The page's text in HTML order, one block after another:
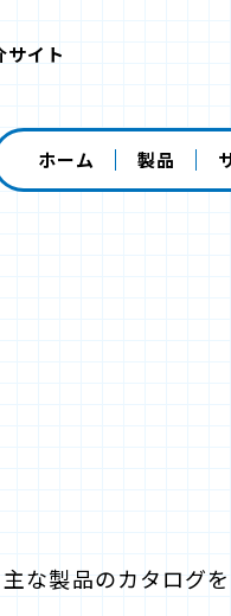
サイト
ホーム 製品
な製品のカタログ